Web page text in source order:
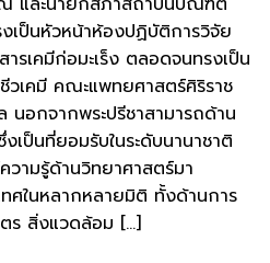
ป็นหัวหน้าห้องปฏิบัติการวิจัย
รเคมีก่อมะเร็ง ตลอดจนทรงเป็น
วเคมี คณะแพทยศาสตร์ศิริราช
อกจากพระปรีชาสามารถด้าน
เป็นที่ยอมรับในระดับนานาชาติ
ามรู้ด้านวิทยาศาสตร์มา
ทศในหลากหลายมิติ ทั้งด้านการ
ร สิ่งแวดล้อม […]